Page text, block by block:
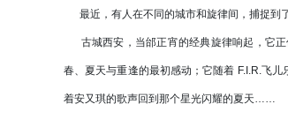
最近，有人在不同的城市和旋律间，捕捉到
古城西安，当邰正宵的经典旋律响起，它正
春、夏天与重逢的最初感动；它随着 F.I.R.飞
着安又琪的歌声回到那个星光闪耀的夏天……